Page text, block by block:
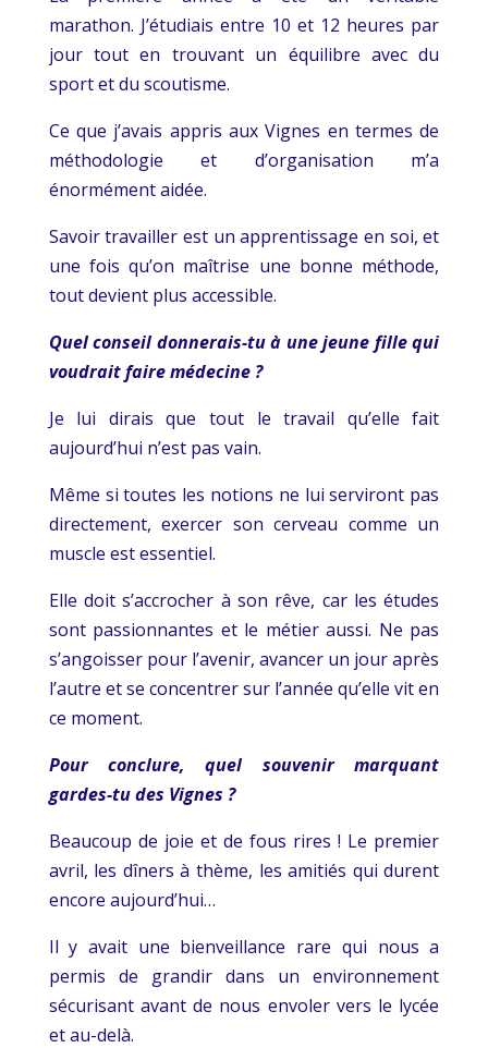
marathon. J’étudiais entre 10 et 12 heures par
jour tout en trouvant un équilibre avec du
sport et du scoutisme.
Ce que j’avais appris aux Vignes en termes de
méthodologie et d’organisation m’a
énormément aidée.
Savoir travailler est un apprentissage en soi, et
une fois qu’on maîtrise une bonne méthode,
tout devient plus accessible.
Quel conseil donnerais-tu à une jeune fille qui
voudrait faire médecine ?
Je lui dirais que tout le travail qu’elle fait
aujourd’hui n’est pas vain.
Même si toutes les notions ne lui serviront pas
directement, exercer son cerveau comme un
muscle est essentiel.
Elle doit s’accrocher à son rêve, car les études
sont passionnantes et le métier aussi. Ne pas
s’angoisser pour l’avenir, avancer un jour après
l’autre et se concentrer sur l’année qu’elle vit en
ce moment.
Pour conclure, quel souvenir marquant
gardes-tu des Vignes ?
Beaucoup de joie et de fous rires ! Le premier
avril, les dîners à thème, les amitiés qui durent
encore aujourd’hui…
Il y avait une bienveillance rare qui nous a
permis de grandir dans un environnement
sécurisant avant de nous envoler vers le lycée
et au-delà.